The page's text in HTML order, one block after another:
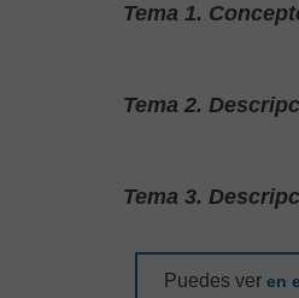
Tema 1.
Tema 2.
Tema 3.
Puedes ver en